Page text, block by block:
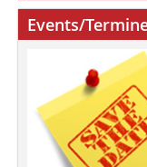
Events/